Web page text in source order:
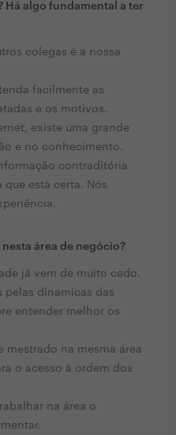
Há algo fundamental a ter
colegas é a nossa
facilmente as
e os motivos.
existe uma grande
e no conhecimento.
contraditória
está certa. Nós
área de negócio?
já vem de muito cedo.
pelas dinamicas das
entender melhor os
mestrado na mesma área
o acesso à ordem dos
na área o